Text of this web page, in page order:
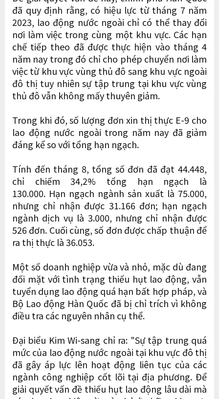
đã quy định rằng, có hiệu lực từ tháng 7 năm
2023, lao động nước ngoài chỉ có thể thay đổi
nơi làm việc trong cùng một khu vực. Các hạn
chế tiếp theo đã được thực hiện vào tháng 4
năm nay trong đó chỉ cho phép chuyển nơi làm
việc từ khu vực vùng thủ đô sang khu vực ngoài
đô thị tuy nhiên sự tập trung tại khu vực vùng
thủ đô vẫn không mấy thuyên giảm.
Trong khi đó, số lượng đơn xin thị thực E-9 cho
lao động nước ngoài trong năm nay đã giảm
đáng kể so với tổng hạn ngạch.
Tính đến tháng 8, tổng số đơn đã đạt 44.448,
chỉ chiếm 34,2% tổng hạn ngạch là
130.000. Hạn ngạch ngành sản xuất là 75.000,
nhưng chỉ nhận được 31.166 đơn; hạn ngạch
ngành dịch vụ là 3.000, nhưng chỉ nhận được
526 đơn. Cuối cùng, số đơn được chấp thuận để
ra thị thực là 36.053.
Một số doanh nghiệp vừa và nhỏ, mặc dù đang
đối mặt với tình trạng thiếu hụt lao động, vẫn
tuyển dụng lao động quá hạn bất hợp pháp, và
Bộ Lao động Hàn Quốc đã bị chỉ trích vì không
điều tra các nguyên nhân cụ thể.
Đại biểu Kim Wi-sang chỉ ra: "Sự tập trung quá
mức của lao động nước ngoài tại khu vực đô thị
đã gây áp lực lên hoạt động liên tục của các
ngành công nghiệp cốt lõi tại địa phương. Để
giải quyết vấn đề thiếu hụt lao động lâu dài mà